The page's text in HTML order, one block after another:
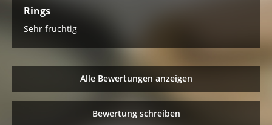
Rings
Sehr fruchtig
Alle Bewertungen anzeigen
Bewertung schreiben